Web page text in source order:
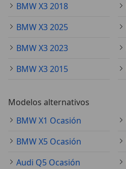
BMW X3 2018
BMW X3 2025
BMW X3 2023
BMW X3 2015
Modelos alternativos
BMW X1 Ocasión
BMW X5 Ocasión
Audi Q5 Ocasión